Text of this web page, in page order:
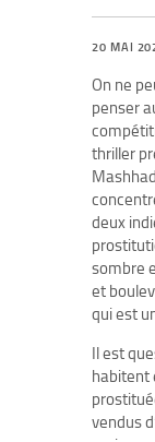
20 MAI
On ne
penser
thriller
deux
sombre
et
qui est
Il est
habitent
vendus